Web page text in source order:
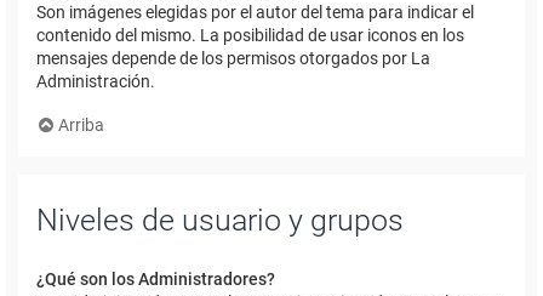
Son imágenes elegidas por el autor del tema para indicar el
contenido del mismo. La posibilidad de usar iconos en los
mensajes depende de los permisos otorgados por La
Administración.
Arriba
Niveles de usuario y grupos
¿Qué son los Administradores?